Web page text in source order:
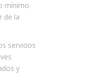
mínimo
de la
servicios
y